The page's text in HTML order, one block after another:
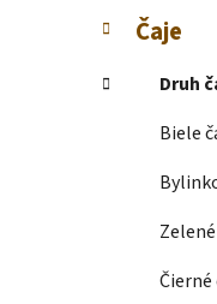
č
ý
t
e
ó
Čaje
Druh
Biele
Čierné